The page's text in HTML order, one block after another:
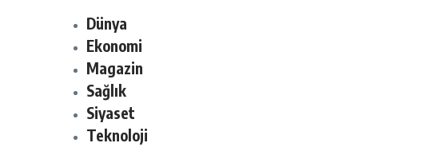
Dünya
Ekonomi
Magazin
Sağlık
Siyaset
Teknoloji